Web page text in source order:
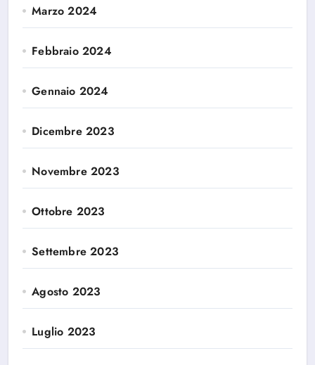
Marzo 2024
Febbraio 2024
Gennaio 2024
Dicembre 2023
Novembre 2023
Ottobre 2023
Settembre 2023
Agosto 2023
Luglio 2023